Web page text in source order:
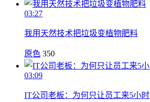
03:27
我用天然技术把垃圾变植物肥料
原色 350
03:09
IT公司老板：为何只让员工来5小时